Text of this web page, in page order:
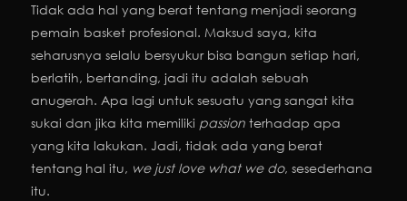
Tidak ada hal yang berat tentang menjadi seorang
pemain basket profesional. Maksud saya, kita
seharusnya selalu bersyukur bisa bangun setiap hari,
berlatih, bertanding, jadi itu adalah sebuah
anugerah. Apa lagi untuk sesuatu yang sangat kita
sukai dan jika kita memiliki passion terhadap apa
yang kita lakukan. Jadi, tidak ada yang berat
tentang hal itu, we just love what we do, sesederhana
itu.